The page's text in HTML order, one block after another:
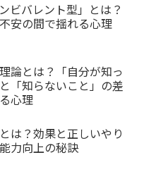
ビバレント型」とは？
安の間で揺れる心理
論とは？「自分が知っ
「知らないこと」の差
心理
は？効果と正しいやり
力向上の秘訣